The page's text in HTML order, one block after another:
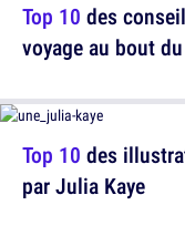
Top 10 des
voyage au bout
Top 10 des
par Julia Kaye